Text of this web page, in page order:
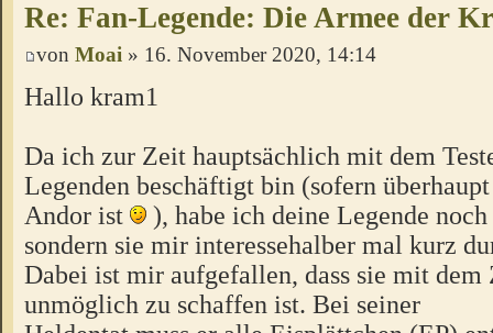
Re: Fan-Legende: Die Armee der
von Moai » 16. November 2020, 14:14
Hallo kram1
Da ich zur Zeit hauptsächlich mit dem
Legenden beschäftigt bin (sofern
Andor ist
), habe ich deine Legende
sondern sie mir interessehalber mal kurz
Dabei ist mir aufgefallen, dass sie mit dem
unmöglich zu schaffen ist. Bei seiner